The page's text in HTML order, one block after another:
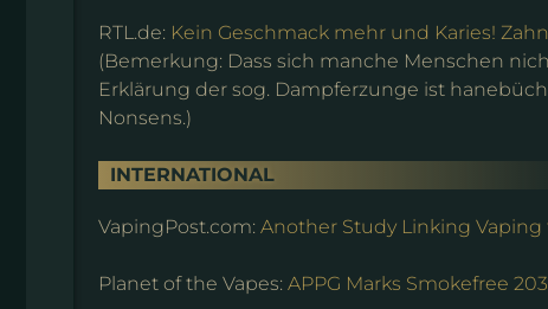
RTL.de: Kein Geschmack mehr und Karies!
(Bemerkung: Dass sich manche Menschen
Erklärung der sog. Dampferzunge ist
Nonsens.)
INTERNATIONAL
VapingPost.com: Another Study Linking Vaping
Planet of the Vapes: APPG Marks Smokefree